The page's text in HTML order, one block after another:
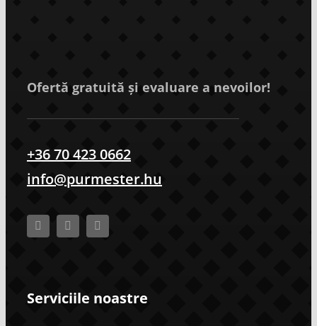
Ofertă gratuită și evaluare a nevoilor!
+36 70 423 0662
info@purmester.hu
Serviciile noastre